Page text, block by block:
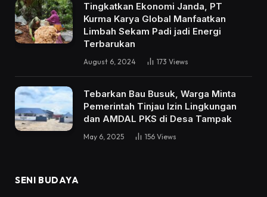
Tingkatkan Ekonomi Janda, PT
Kurma Karya Global Manfaatkan
Limbah Sekam Padi jadi Energi
Terbarukan
August 6, 2024 173 Views
Tebarkan Bau Busuk, Warga Minta
Pemerintah Tinjau Izin Lingkungan
dan AMDAL PKS di Desa Tampak
May 6, 2025 156 Views
SENI BUDAYA